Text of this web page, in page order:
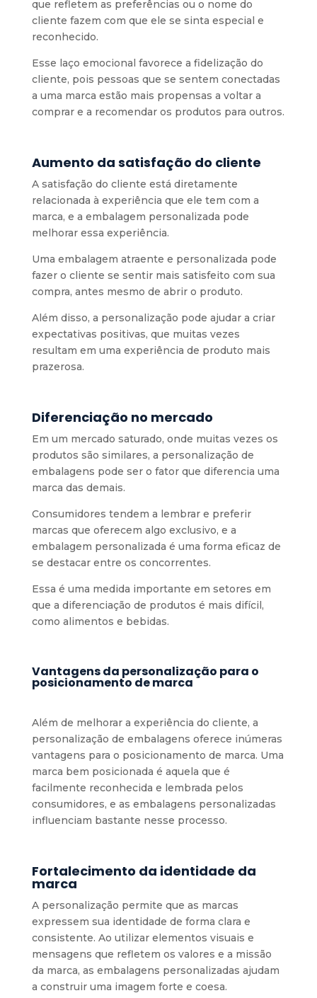
que refletem as preferências ou o nome do
cliente fazem com que ele se sinta especial e
reconhecido.
Esse laço emocional favorece a fidelização do
cliente, pois pessoas que se sentem conectadas
a uma marca estão mais propensas a voltar a
comprar e a recomendar os produtos para outros.
Aumento da satisfação do cliente
A satisfação do cliente está diretamente
relacionada à experiência que ele tem com a
marca, e a embalagem personalizada pode
melhorar essa experiência.
Uma embalagem atraente e personalizada pode
fazer o cliente se sentir mais satisfeito com sua
compra, antes mesmo de abrir o produto.
Além disso, a personalização pode ajudar a criar
expectativas positivas, que muitas vezes
resultam em uma experiência de produto mais
prazerosa.
Diferenciação no mercado
Em um mercado saturado, onde muitas vezes os
produtos são similares, a personalização de
embalagens pode ser o fator que diferencia uma
marca das demais.
Consumidores tendem a lembrar e preferir
marcas que oferecem algo exclusivo, e a
embalagem personalizada é uma forma eficaz de
se destacar entre os concorrentes.
Essa é uma medida importante em setores em
que a diferenciação de produtos é mais difícil,
como alimentos e bebidas.
Vantagens da personalização para o
posicionamento de marca
Além de melhorar a experiência do cliente, a
personalização de embalagens oferece inúmeras
vantagens para o posicionamento de marca. Uma
marca bem posicionada é aquela que é
facilmente reconhecida e lembrada pelos
consumidores, e as embalagens personalizadas
influenciam bastante nesse processo.
Fortalecimento da identidade da
marca
A personalização permite que as marcas
expressem sua identidade de forma clara e
consistente. Ao utilizar elementos visuais e
mensagens que refletem os valores e a missão
da marca, as embalagens personalizadas ajudam
a construir uma imagem forte e coesa.